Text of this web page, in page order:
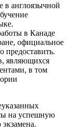
в англоязычной
в Канаде
официальное
предоставить.
являющихся
в том
на успешную